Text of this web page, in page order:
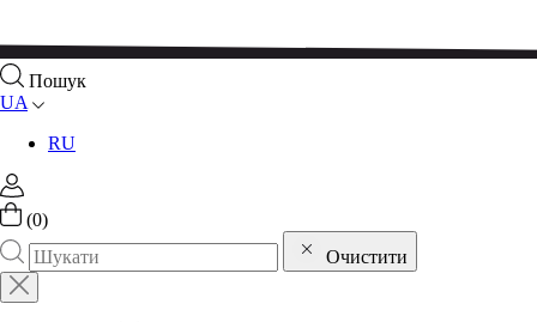
Пошук
UA
RU
(0)
Очистити